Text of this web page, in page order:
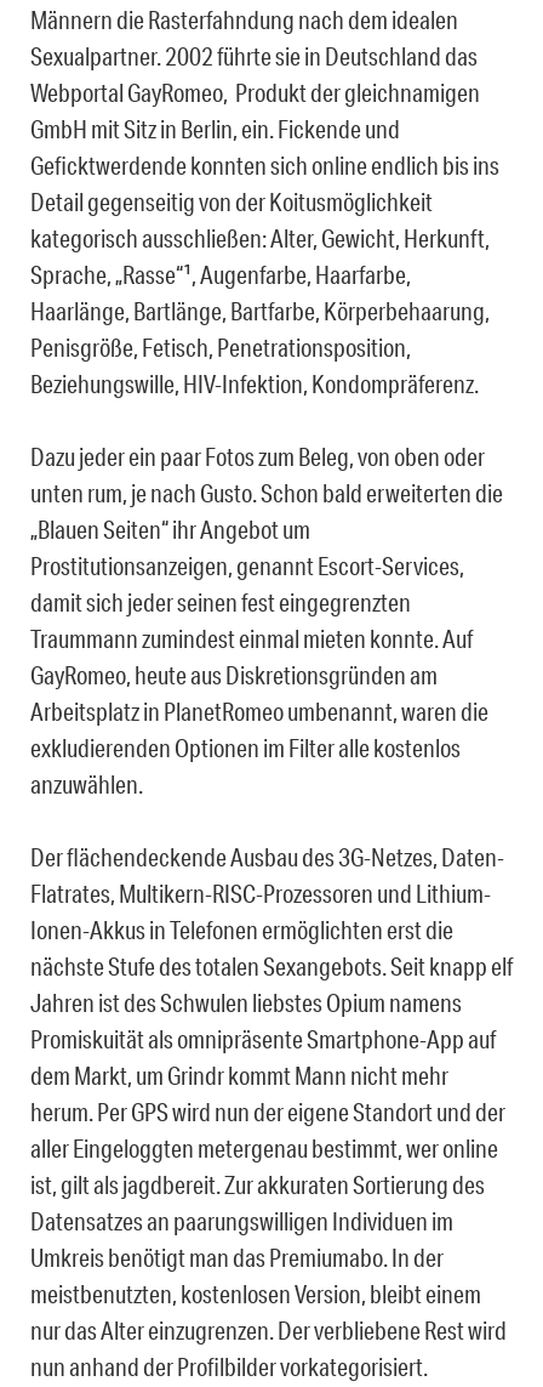
Männern die Rasterfahndung nach dem idealen
Sexualpartner. 2002 führte sie in Deutschland das
Webportal GayRomeo, Produkt der gleichnamigen
GmbH mit Sitz in Berlin, ein. Fickende und
Geficktwerdende konnten sich online endlich bis ins
Detail gegenseitig von der Koitusmöglichkeit
kategorisch ausschließen: Alter, Gewicht, Herkunft,
Sprache, „Rasse“¹, Augenfarbe, Haarfarbe,
Haarlänge, Bartlänge, Bartfarbe, Körperbehaarung,
Penisgröße, Fetisch, Penetrationsposition,
Beziehungswille, HIV-Infektion, Kondompräferenz.
Dazu jeder ein paar Fotos zum Beleg, von oben oder
unten rum, je nach Gusto. Schon bald erweiterten die
„Blauen Seiten“ ihr Angebot um
Prostitutionsanzeigen, genannt Escort-Services,
damit sich jeder seinen fest eingegrenzten
Traummann zumindest einmal mieten konnte. Auf
GayRomeo, heute aus Diskretionsgründen am
Arbeitsplatz in PlanetRomeo umbenannt, waren die
exkludierenden Optionen im Filter alle kostenlos
anzuwählen.
Der flächendeckende Ausbau des 3G-Netzes, Daten-
Flatrates, Multikern-RISC-Prozessoren und Lithium-
Ionen-Akkus in Telefonen ermöglichten erst die
nächste Stufe des totalen Sexangebots. Seit knapp elf
Jahren ist des Schwulen liebstes Opium namens
Promiskuität als omnipräsente Smartphone-App auf
dem Markt, um Grindr kommt Mann nicht mehr
herum. Per GPS wird nun der eigene Standort und der
aller Eingeloggten metergenau bestimmt, wer online
ist, gilt als jagdbereit. Zur akkuraten Sortierung des
Datensatzes an paarungswilligen Individuen im
Umkreis benötigt man das Premiumabo. In der
meistbenutzten, kostenlosen Version, bleibt einem
nur das Alter einzugrenzen. Der verbliebene Rest wird
nun anhand der Profilbilder vorkategorisiert.